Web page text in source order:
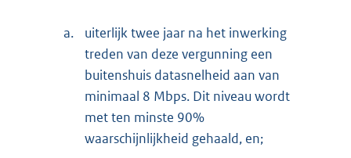
a.
uiterlijk twee jaar na het inwerking
treden van deze vergunning een
buitenshuis datasnelheid aan van
minimaal 8 Mbps. Dit niveau wordt
met ten minste 90%
waarschijnlijkheid gehaald, en;